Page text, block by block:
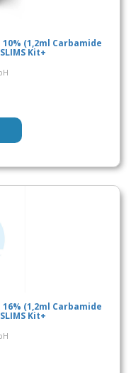
10% (1,2ml Carbamide
Kit+
16% (1,2ml Carbamide
Kit+